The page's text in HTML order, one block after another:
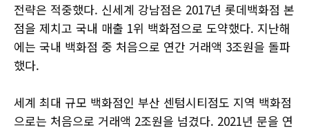
전략은 적중했다. 신세계 강남점은 2017년 롯데백화점 본
점을 제치고 국내 매출 1위 백화점으로 도약했다. 지난해
에는 국내 백화점 중 처음으로 연간 거래액 3조원을 돌파
했다.
세계 최대 규모 백화점인 부산 센텀시티점도 지역 백화점
으로는 처음으로 거래액 2조원을 넘겼다. 2021년 문을 연